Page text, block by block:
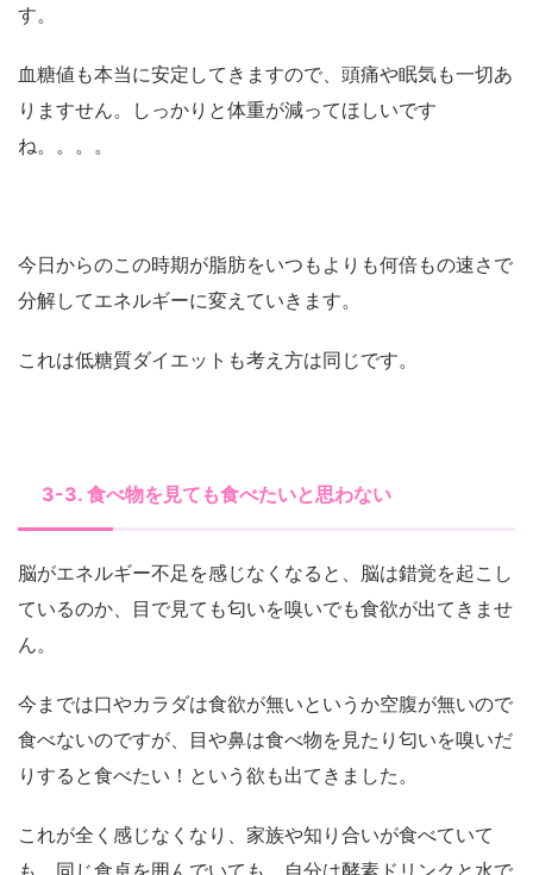
す。
血糖値も本当に安定してきますので、頭痛や眠気も一切あ
りますせん。しっかりと体重が減ってほしいです
ね。。。。
今日からのこの時期が脂肪をいつもよりも何倍もの速さで
分解してエネルギーに変えていきます。
これは低糖質ダイエットも考え方は同じです。
3-3. 食べ物を見ても食べたいと思わない
脳がエネルギー不足を感じなくなると、脳は錯覚を起こし
ているのか、目で見ても匂いを嗅いでも食欲が出てきませ
ん。
今までは口やカラダは食欲が無いというか空腹が無いので
食べないのですが、目や鼻は食べ物を見たり匂いを嗅いだ
りすると食べたい！という欲も出てきました。
これが全く感じなくなり、家族や知り合いが食べていて
も、同じ食卓を囲んでいても、自分は酵素ドリンクと水で